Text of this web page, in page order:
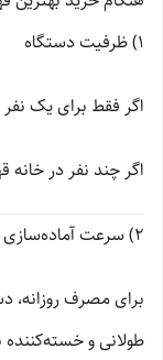
1) ظرفیت دستگاه
اگر فقط برای یک
اگر چند نفر در خانه
2) سرعت آماده‌سازی
برای مصرف روزانه،
طولانی و خسته‌کننده